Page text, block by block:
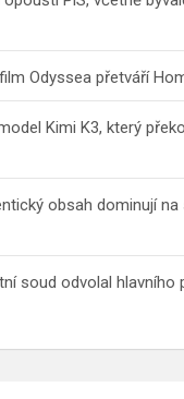
Odyssea přetváří
Kimi K3, který
obsah dominují
soud odvolal hlavního